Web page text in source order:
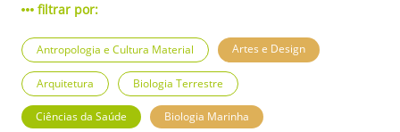
filtrar por:
Antropologia e Cultura Material Artes e Design
Arquitetura Biologia Terrestre
Ciências da Saúde Biologia Marinha